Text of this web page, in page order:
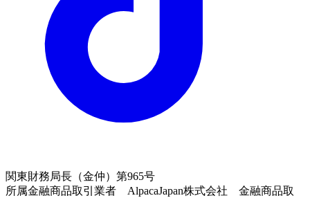
関東財務局長（金仲）第965号
所属金融商品取引業者 AlpacaJapan株式会社 金融商品取